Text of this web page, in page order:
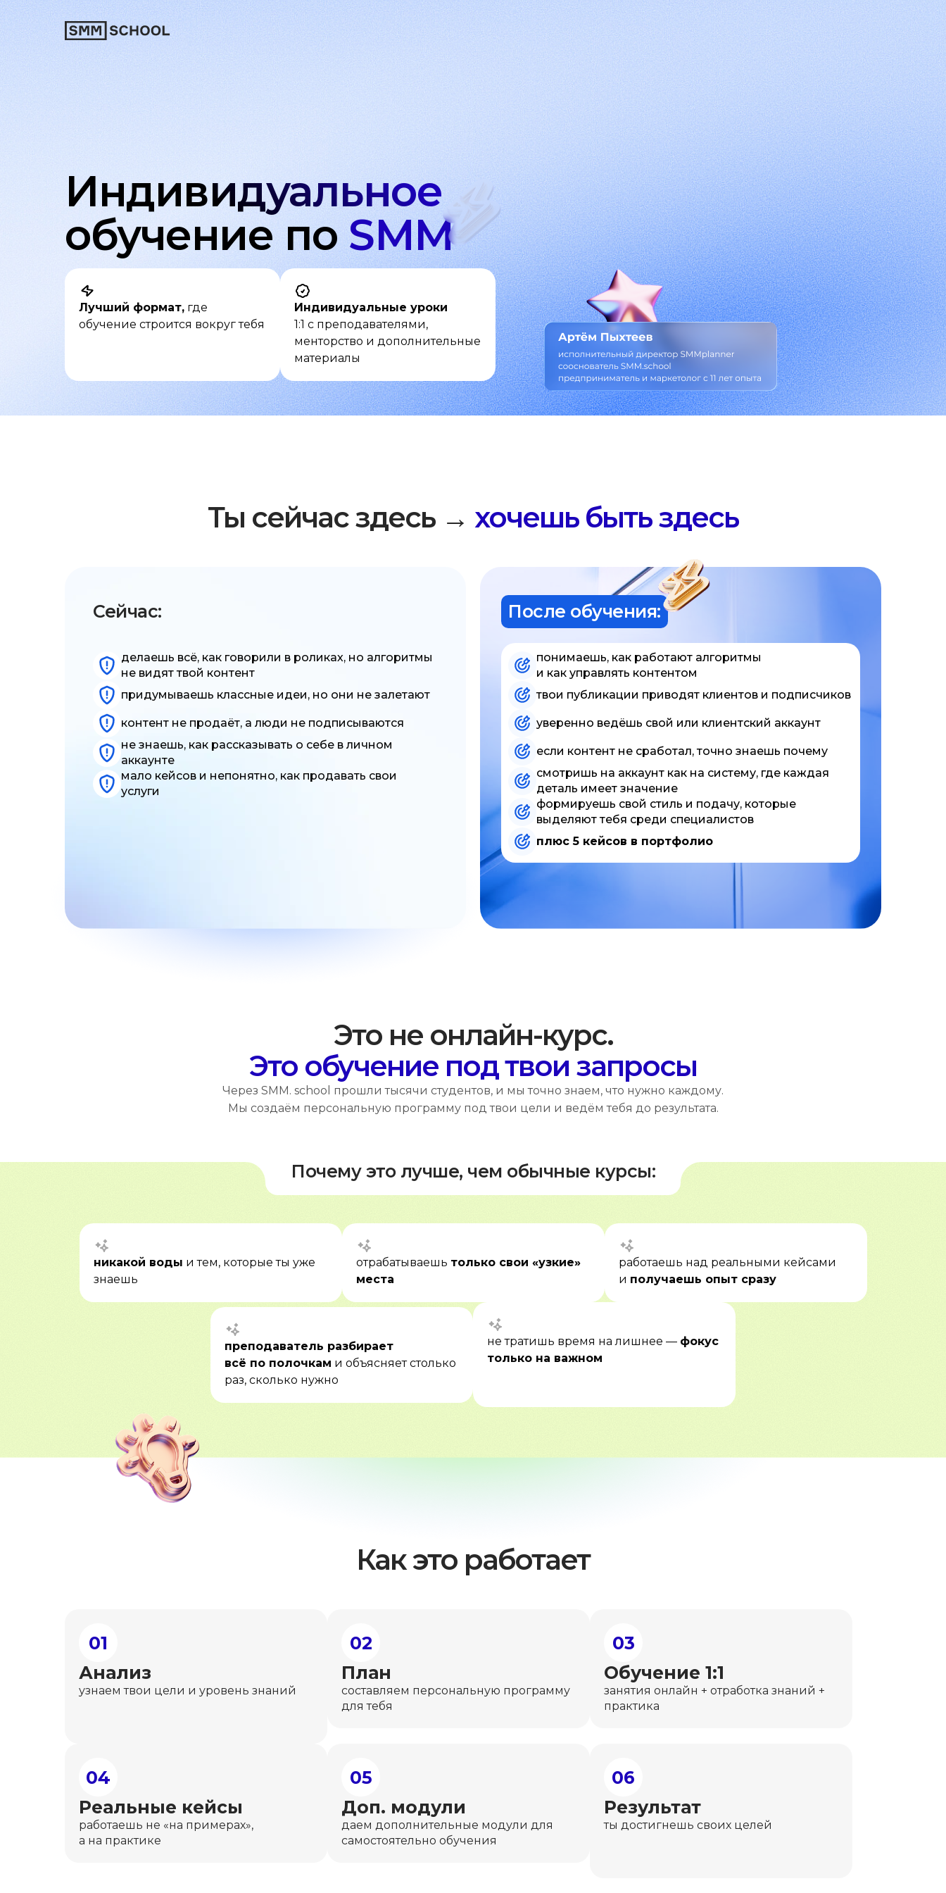
Индивидуальное
обучение по SMM
Лучший формат, где
обучение строится вокруг тебя
Индивидуальные уроки
1:1 с преподавателями,
менторство и дополнительные
материалы
Ты сейчас здесь → хочешь быть здесь
Ты сейчас здесь →
После обучения:
понимаешь, как работают алгоритмы
и как управлять контентом
твои публикации приводят клиентов и подписчиков
уверенно ведёшь свой или клиентский аккаунт
если контент не сработал, точно знаешь почему
смотришь на аккаунт как на систему, где каждая
деталь имеет значение
формируешь свой стиль и подачу, которые
выделяют тебя среди специалистов
плюс 5 кейсов в портфолио
Сейчас:
делаешь всё, как говорили в роликах, но алгоритмы
не видят твой контент
придумываешь классные идеи, но они не залетают
контент не продаёт, а люди не подписываются
не знаешь, как рассказывать о себе в личном
аккаунте
мало кейсов и непонятно, как продавать свои
услуги
Это не онлайн-курс.
Это обучение под твои запросы
Через SMM. school прошли тысячи студентов, и мы точно знаем, что нужно каждому.
Мы создаём персональную программу под твои цели и ведём тебя до результата.
Почему это лучше, чем обычные курсы:
никакой воды и тем, которые ты уже
знаешь
отрабатываешь только свои «узкие»
места
работаешь над реальными кейсами
и получаешь опыт сразу
преподаватель разбирает
всё по полочкам и объясняет столько
раз, сколько нужно
не тратишь время на лишнее — фокус
только на важном
Как это работает
01
Анализ
узнаем твои цели и уровень знаний
02
План
составляем персональную программу
для тебя
03
Обучение 1:1
занятия онлайн + отработка знаний +
практика
04
Реальные кейсы
работаешь не «на примерах»,
а на практике
05
Доп. модули
даем дополнительные модули для
самостоятельно обучения
06
Результат
ты достигнешь своих целей